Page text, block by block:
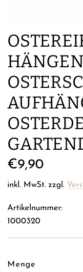
HÄNGEN |
Regulärer
Preis
€9,90
inkl. MwSt. zzgl.
Artikelnummer:
1000320
Menge